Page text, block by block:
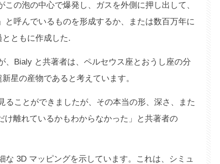
の泡の中心で爆発し、ガスを外側に押し出して、
呼んでいるものを形成するか、または数百万年に
ともに作成した.
、Bialy と共著者は、ペルセウス座とおうし座の分
星の産物であると考えています。
ることができましたが、その本当の形、深さ、また
離れているかもわからなかった」と共著者の
な 3D マッピングを示しています。これは、シミュ